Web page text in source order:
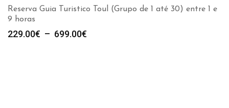
Reserva Guia Turistico Toul (Grupo de 1 até 30) entre 1 e
9 horas
229.00€ – 699.00€